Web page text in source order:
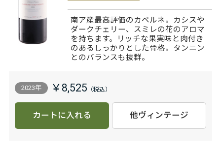
南ア産最高評価のカベルネ。カシスや
ダークチェリー、スミレの花のアロマ
を持ちます。リッチな果実味と肉付き
のあるしっかりとした骨格。タンニン
とのバランスも抜群。
2023年 ￥8,525
カートに入れる 他ヴィンテージ